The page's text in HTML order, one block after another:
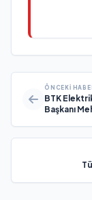
ÖNCEKI
BTK
Başkanı